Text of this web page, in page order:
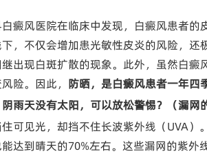
癜风医院在临床中发现，白癜风患者
，不仅会增加患光敏性皮炎的风险，
出现白斑扩散的现象。此外，虽然白
险。因此， 防晒，是白癜风患者一年四
雨天没有太阳，可以放松警惕？（漏网
可见光，却挡不住长波紫外线（UVA
达到晴天的70%左右。这些漏网的紫外